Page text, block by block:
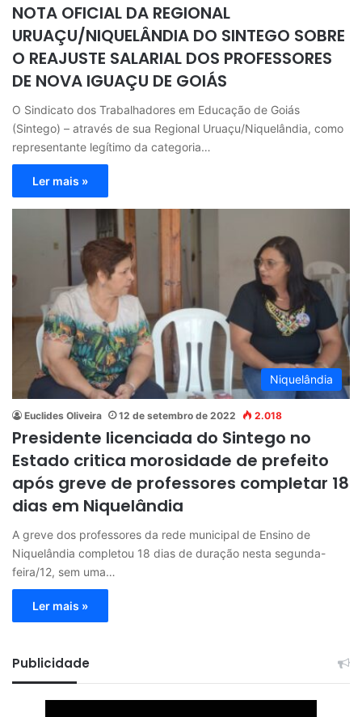
NOTA OFICIAL DA REGIONAL
URUAÇU/NIQUELÂNDIA DO SINTEGO SOBRE
O REAJUSTE SALARIAL DOS PROFESSORES
DE NOVA IGUAÇU DE GOIÁS
O Sindicato dos Trabalhadores em Educação de Goiás
(Sintego) – através de sua Regional Uruaçu/Niquelândia, como
representante legítimo da categoria…
Ler mais »
Niquelândia
Euclides Oliveira 12 de setembro de 2022 2.018
Presidente licenciada do Sintego no
Estado critica morosidade de prefeito
após greve de professores completar 18
dias em Niquelândia
A greve dos professores da rede municipal de Ensino de
Niquelândia completou 18 dias de duração nesta segunda-
feira/12, sem uma…
Ler mais »
Publicidade